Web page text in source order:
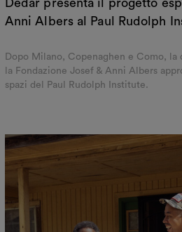
Dedar presenta il progetto
Anni Albers al Paul Rudolph
Dopo Milano, Copenaghen e Como, la
la Fondazione Josef & Anni Albers
spazi del Paul Rudolph Institute.